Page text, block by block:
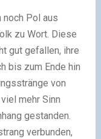
noch Pol aus
zu Wort. Diese
gut gefallen, ihre
bis zum Ende hin
von
mehr Sinn
gestanden.
verbunden,